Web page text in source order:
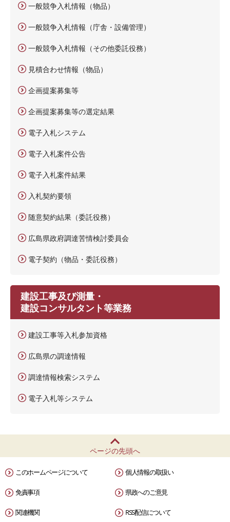
一般競争入札情報（物品）
一般競争入札情報（庁舎・設備管理）
一般競争入札情報（その他委託役務）
見積合わせ情報（物品）
企画提案募集等
企画提案募集等の選定結果
電子入札システム
電子入札案件公告
電子入札案件結果
入札契約要領
随意契約結果（委託役務）
広島県政府調達苦情検討委員会
電子契約（物品・委託役務）
建設工事及び測量・
建設コンサルタント等業務
建設工事等入札参加資格
広島県の調達情報
調達情報検索システム
電子入札等システム
ページの先頭へ
このホームページについて 個人情報の取扱い
免責事項 県政へのご意見
関連機関 RSS配信について